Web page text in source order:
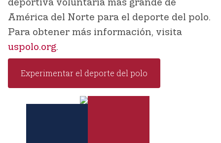
deportiva voluntaria más grande de
América del Norte para el deporte del polo.
Para obtener más información, visita
uspolo.org.
Experimentar el deporte del polo